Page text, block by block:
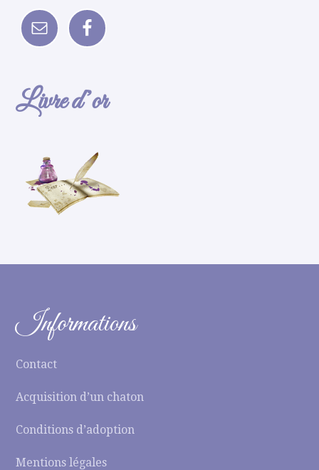
Livre d’or
Informations
Contact
Acquisition d’un chaton
Conditions d’adoption
Mentions légales